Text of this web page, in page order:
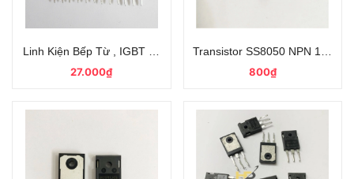
27.000₫
Transistor SS8050 NPN 1.5A
800₫